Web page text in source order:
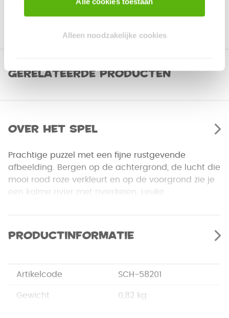
Alleen noodzakelijke cookies
Gerelateerde producten
Over het spel
Prachtige puzzel met een fijne rustgevende
afbeelding. Bergen op de achtergrond, de lucht die
mooi rood roze verkleurt en op de voorgrond zie je
een kalme rivier met rivierkeien. Leuke
Productinformatie
Artikelcode SCH-58201
Gewicht 0,82 kg